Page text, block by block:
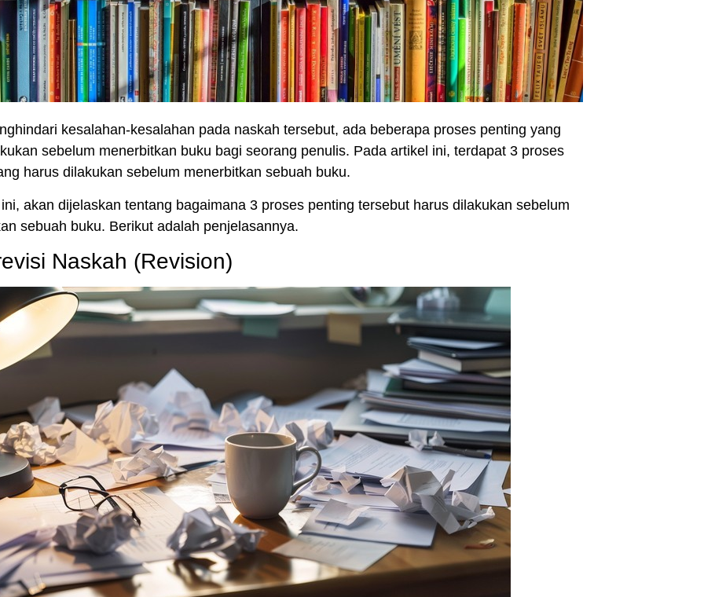
kesalahan-kesalahan pada naskah tersebut, ada beberapa proses penting yang
sebelum menerbitkan buku bagi seorang penulis. Pada artikel ini, terdapat 3 proses
harus dilakukan sebelum menerbitkan sebuah buku.
akan dijelaskan tentang bagaimana 3 proses penting tersebut harus dilakukan sebelum
sebuah buku. Berikut adalah penjelasannya.
Naskah (Revision)